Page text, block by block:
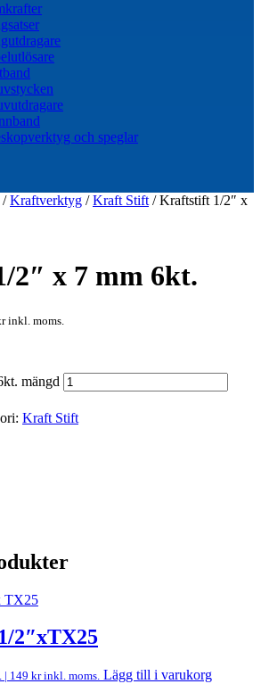
och speglar
/Kraftverktyg /Kraft Stift / Kraftstift 1/2″ x
x 7 mm 6kt.
inkl. moms.
mängd
Kraft Stift
2″xTX25
| 149 krinkl. moms. Lägg till i varukorg